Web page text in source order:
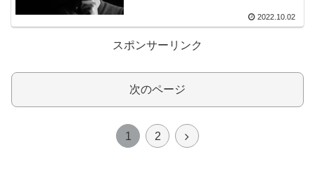
2022.10.02
スポンサーリンク
次のページ
1 2